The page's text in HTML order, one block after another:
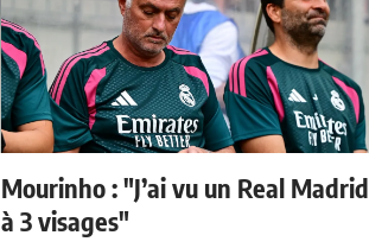
Mourinho : "J’ai vu un Real Madrid
à 3 visages"